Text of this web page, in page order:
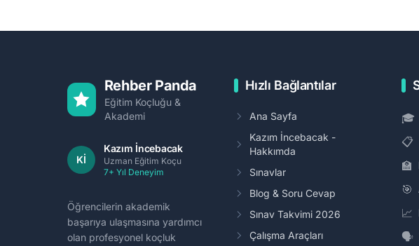
Rehber Panda
Eğitim Koçluğu &
Akademi
Kİ
Kazım İncebacak
Uzman Eğitim Koçu
7+ Yıl Deneyim
Öğrencilerin akademik
başarıya ulaşmasına yardımcı
olan profesyonel koçluk
Hızlı Bağlantılar
Ana Sayfa
Kazım İncebacak -
Hakkımda
Sınavlar
Blog & Soru Cevap
Sınav Takvimi 2026
Çalışma Araçları
🎓
📋
🏫
🎯
📈
🗣️